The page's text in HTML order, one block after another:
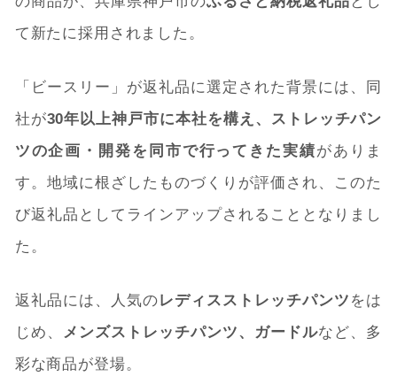
て新たに採用されました。
「ビースリー」が返礼品に選定された背景には、同
社が30年以上神戸市に本社を構え、ストレッチパン
ツの企画・開発を同市で行ってきた実績がありま
す。地域に根ざしたものづくりが評価され、このた
び返礼品としてラインアップされることとなりまし
た。
返礼品には、人気のレディスストレッチパンツ をは
じめ、 メンズストレッチパンツ、ガードルなど、多
彩な商品が登場。